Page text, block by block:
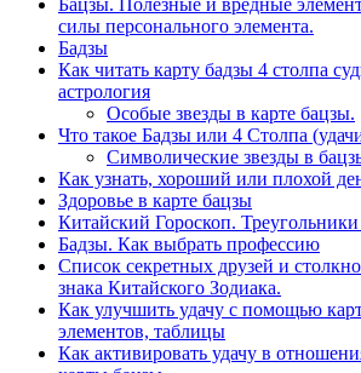
Бацзы. Полезные и вредные
силы персонального элемента.
Бадзы
Как читать карту бадзы 4 столпа
астрология
Особые звезды в карте бацзы.
Что такое Бадзы или 4 Столпа
Символические звезды в
Как узнать, хороший или плохой
Здоровье в карте бацзы
Китайский Гороскоп. Треугольники
Бадзы. Как выбрать профессию
Список секретных друзей и
знака Китайского Зодиака.
Как улучшить удачу с помощью
элементов, таблицы
Как активировать удачу в